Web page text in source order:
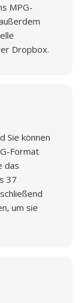
MPG-
Dropbox.
Sie können
Format
das
37
um sie